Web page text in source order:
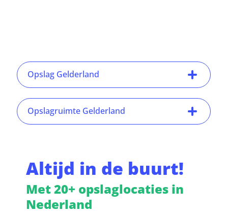
Opslag Gelderland
Opslagruimte Gelderland
Altijd in de buurt!
Met 20+ opslaglocaties in
Nederland